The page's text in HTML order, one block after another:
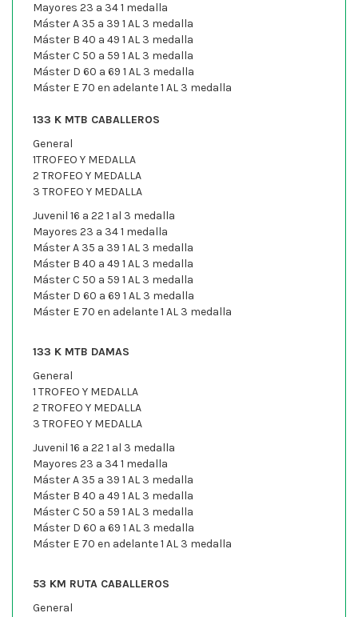
Mayores 23 a 34 1 medalla
Máster A 35 a 39 1 AL 3 medalla
Máster B 40 a 49 1 AL 3 medalla
Máster C 50 a 59 1 AL 3 medalla
Máster D 60 a 69 1 AL 3 medalla
Máster E 70 en adelante 1 AL 3 medalla
133 K MTB CABALLEROS
General
1TROFEO Y MEDALLA
2 TROFEO Y MEDALLA
3 TROFEO Y MEDALLA
Juvenil 16 a 22 1 al 3 medalla
Mayores 23 a 34 1 medalla
Máster A 35 a 39 1 AL 3 medalla
Máster B 40 a 49 1 AL 3 medalla
Máster C 50 a 59 1 AL 3 medalla
Máster D 60 a 69 1 AL 3 medalla
Máster E 70 en adelante 1 AL 3 medalla
133 K MTB DAMAS
General
1 TROFEO Y MEDALLA
2 TROFEO Y MEDALLA
3 TROFEO Y MEDALLA
Juvenil 16 a 22 1 al 3 medalla
Mayores 23 a 34 1 medalla
Máster A 35 a 39 1 AL 3 medalla
Máster B 40 a 49 1 AL 3 medalla
Máster C 50 a 59 1 AL 3 medalla
Máster D 60 a 69 1 AL 3 medalla
Máster E 70 en adelante 1 AL 3 medalla
53 KM RUTA CABALLEROS
General